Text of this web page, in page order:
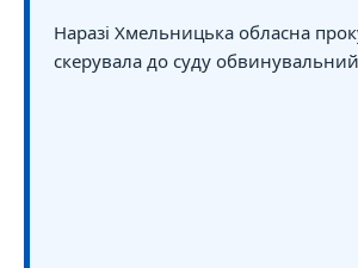
Наразі Хмельницька обласна
скерувала до суду обвинувальний